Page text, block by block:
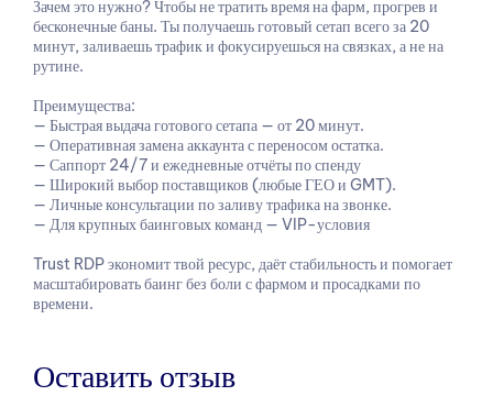
Зачем это нужно? Чтобы не тратить время на фарм, прогрев и
бесконечные баны. Ты получаешь готовый сетап всего за 20
минут, заливаешь трафик и фокусируешься на связках, а не на
рутине.
Преимущества:
— Быстрая выдача готового сетапа — от 20 минут.
— Оперативная замена аккаунта с переносом остатка.
— Саппорт 24/7 и ежедневные отчёты по спенду
— Широкий выбор поставщиков (любые ГЕО и GMT).
— Личные консультации по заливу трафика на звонке.
— Для крупных баинговых команд — VIP-условия
Trust RDP экономит твой ресурс, даёт стабильность и помогает
масштабировать баинг без боли с фармом и просадками по
времени.
Оставить отзыв